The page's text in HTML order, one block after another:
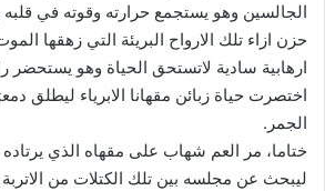
الجالسين وهو يستجمع حرارته وقوته في
حزن ازاء تلك الارواح البريئة التي زهقها
ارهابية سادية لاتستحق الحياة وهو يستحضر
اختصرت حياة زبائن مقهانا الابرياء ليطلق
الجمر.
ختاما، مر العم شهاب على مقهاه الذي
ليبحث عن مجلسه بين تلك الكتلات من الاتربة